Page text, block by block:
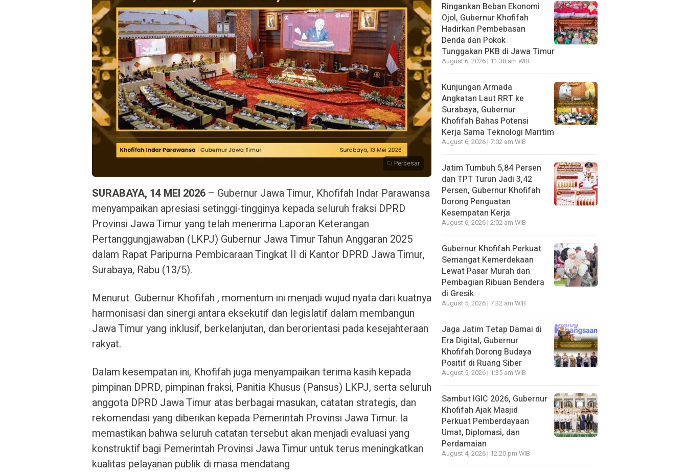
Perbesar
SURABAYA, 14 MEI 2026 – Gubernur Jawa Timur, Khofifah Indar Parawansa
menyampaikan apresiasi setinggi-tingginya kepada seluruh fraksi DPRD
Provinsi Jawa Timur yang telah menerima Laporan Keterangan
Pertanggungjawaban (LKPJ) Gubernur Jawa Timur Tahun Anggaran 2025
dalam Rapat Paripurna Pembicaraan Tingkat II di Kantor DPRD Jawa Timur,
Surabaya, Rabu (13/5).
Menurut Gubernur Khofifah , momentum ini menjadi wujud nyata dari kuatnya
harmonisasi dan sinergi antara eksekutif dan legislatif dalam membangun
Jawa Timur yang inklusif, berkelanjutan, dan berorientasi pada kesejahteraan
rakyat.
Dalam kesempatan ini, Khofifah juga menyampaikan terima kasih kepada
pimpinan DPRD, pimpinan fraksi, Panitia Khusus (Pansus) LKPJ, serta seluruh
anggota DPRD Jawa Timur atas berbagai masukan, catatan strategis, dan
rekomendasi yang diberikan kepada Pemerintah Provinsi Jawa Timur. Ia
memastikan bahwa seluruh catatan tersebut akan menjadi evaluasi yang
konstruktif bagi Pemerintah Provinsi Jawa Timur untuk terus meningkatkan
kualitas pelayanan publik di masa mendatang
Ringankan Beban Ekonomi
Ojol, Gubernur Khofifah
Hadirkan Pembebasan
Denda dan Pokok
Tunggakan PKB di Jawa Timur
August 6, 2026 | 11:38 am WIB
Kunjungan Armada
Angkatan Laut RRT ke
Surabaya, Gubernur
Khofifah Bahas Potensi
Kerja Sama Teknologi Maritim
August 6, 2026 | 7:02 am WIB
Jatim Tumbuh 5,84 Persen
dan TPT Turun Jadi 3,42
Persen, Gubernur Khofifah
Dorong Penguatan
Kesempatan Kerja
August 6, 2026 | 2:02 am WIB
Gubernur Khofifah Perkuat
Semangat Kemerdekaan
Lewat Pasar Murah dan
Pembagian Ribuan Bendera
di Gresik
August 5, 2026 | 7:32 am WIB
Jaga Jatim Tetap Damai di
Era Digital, Gubernur
Khofifah Dorong Budaya
Positif di Ruang Siber
August 5, 2026 | 1:35 am WIB
Sambut IGIC 2026, Gubernur
Khofifah Ajak Masjid
Perkuat Pemberdayaan
Umat, Diplomasi, dan
Perdamaian
August 4, 2026 | 12:20 pm WIB